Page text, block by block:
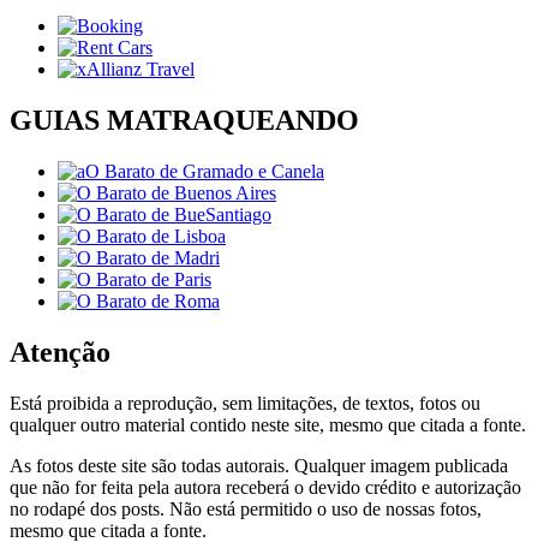
GUIAS MATRAQUEANDO
Atenção
Está proibida a reprodução, sem limitações, de textos, fotos ou
qualquer outro material contido neste site, mesmo que citada a fonte.
As fotos deste site são todas autorais. Qualquer imagem publicada
que não for feita pela autora receberá o devido crédito e autorização
no rodapé dos posts. Não está permitido o uso de nossas fotos,
mesmo que citada a fonte.